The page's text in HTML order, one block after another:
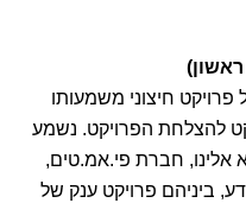
חיצוני משמעותו
להצלחת הפרויקט. נשמע
אלינו, חברת פי.אמ.טים,
ביניהם פרויקט ענק של